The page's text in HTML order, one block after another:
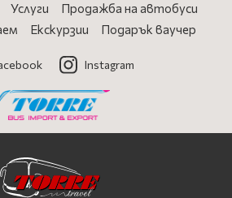
Услуги
Продажба на автобуси
Екскурзии Подарък ваучер
Instagram